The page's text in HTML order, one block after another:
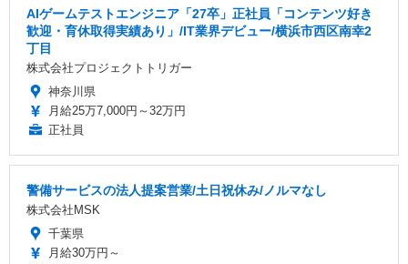
AIゲームテストエンジニア「27卒」正社員「コンテンツ好き
歓迎・育休取得実績あり」/IT業界デビュー/横浜市西区南幸2
丁目
株式会社プロジェクトトリガー
神奈川県
月給25万7,000円～32万円
正社員
警備サービスの法人提案営業/土日祝休み/ノルマなし
株式会社MSK
千葉県
月給30万円～